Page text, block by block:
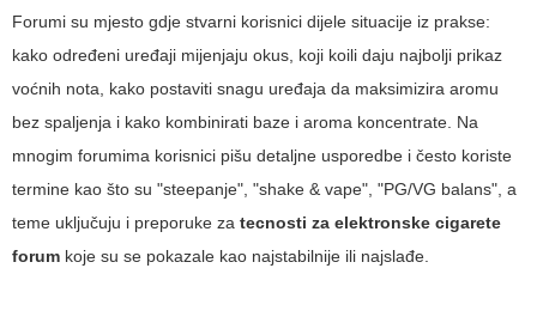
Forumi su mjesto gdje stvarni korisnici dijele situacije iz prakse:
kako određeni uređaji mijenjaju okus, koji koili daju najbolji prikaz
voćnih nota, kako postaviti snagu uređaja da maksimizira aromu
bez spaljenja i kako kombinirati baze i aroma koncentrate. Na
mnogim forumima korisnici pišu detaljne usporedbe i često koriste
termine kao što su "steepanje", "shake & vape", "PG/VG balans", a
teme uključuju i preporuke za tecnosti za elektronske cigarete
forum koje su se pokazale kao najstabilnije ili najslađe.